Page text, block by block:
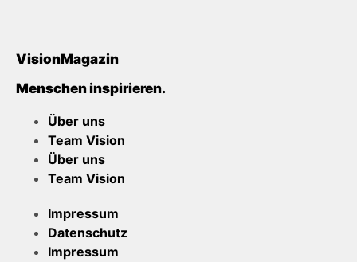
VisionMagazin
Menschen inspirieren.
Über uns
Team Vision
Über uns
Team Vision
Impressum
Datenschutz
Impressum